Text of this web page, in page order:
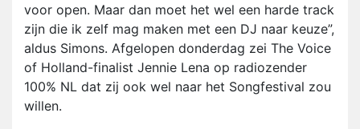
voor open. Maar dan moet het wel een harde track
zijn die ik zelf mag maken met een DJ naar keuze”,
aldus Simons. Afgelopen donderdag zei The Voice
of Holland-finalist Jennie Lena op radiozender
100% NL dat zij ook wel naar het Songfestival zou
willen.